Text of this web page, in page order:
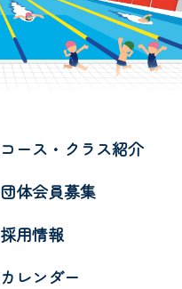
コース・クラス紹介
団体会員募集
採用情報
カレンダー